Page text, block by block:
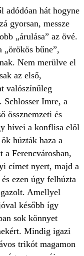
adódóan hát hogyne
gyorsan, messze
„árulása” az övé.
„örökös bűne”,
Nem merülve el
az első,
valószínűleg
Schlosser Imre, a
össznemzeti és
hívei a konflisa elől
húzták haza a
Ferencvárosban,
címet nyert, majd a
ezen úgy felhúzta
Amellyel
később így
sok könnyet
Mindig igazi
trikót magamon